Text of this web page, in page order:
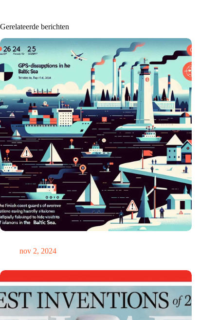
Gerelateerde berichten
nov 2, 2024